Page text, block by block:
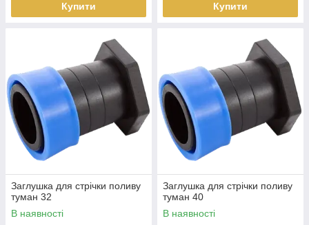
Купити Купити
Заглушка для стрічки поливу
туман 32
В наявності
Заглушка для стрічки поливу
туман 40
В наявності